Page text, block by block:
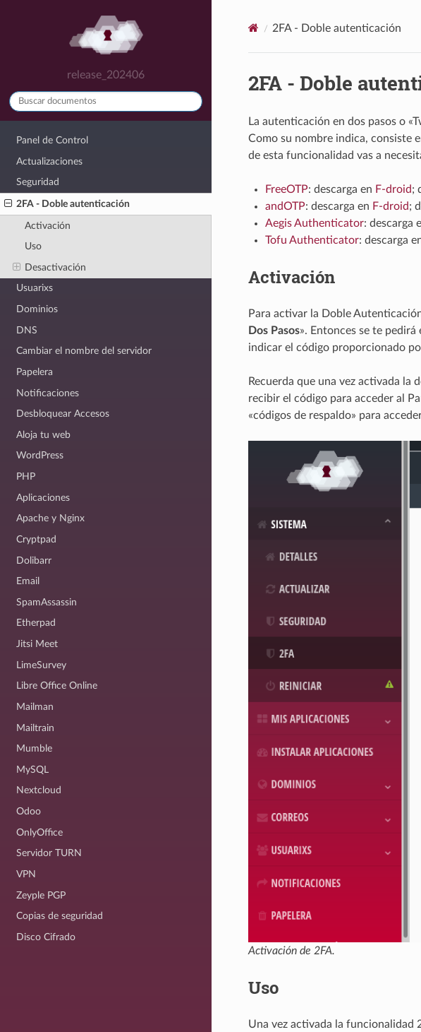
release_202406
Panel de Control
Actualizaciones
Seguridad
2FA - Doble autenticación
Activación
Uso
Desactivación
Usuarixs
Dominios
DNS
Cambiar el nombre del servidor
Papelera
Notificaciones
Desbloquear Accesos
Aloja tu web
WordPress
PHP
Aplicaciones
Apache y Nginx
Cryptpad
Dolibarr
Email
SpamAssassin
Etherpad
Jitsi Meet
LimeSurvey
Libre Office Online
Mailman
Mailtrain
Mumble
MySQL
Nextcloud
Odoo
OnlyOffice
Servidor TURN
VPN
Zeyple PGP
Copias de seguridad
Disco Cifrado
2FA - Doble autenticación
2FA - Doble
La autenticación en dos pasos o
Como su nombre indica, consiste
de esta funcionalidad vas a
FreeOTP: descarga en F-droid;
andOTP: descarga en F-droid;
Aegis Authenticator: descarga
Tofu Authenticator: descarga
Activación
Para activar la Doble
Dos Pasos». Entonces se te
indicar el código proporcionado
Recuerda que una vez activada
recibir el código para acceder al
«códigos de respaldo» para
Activación de 2FA.
Uso
Una vez activada la funcionalidad